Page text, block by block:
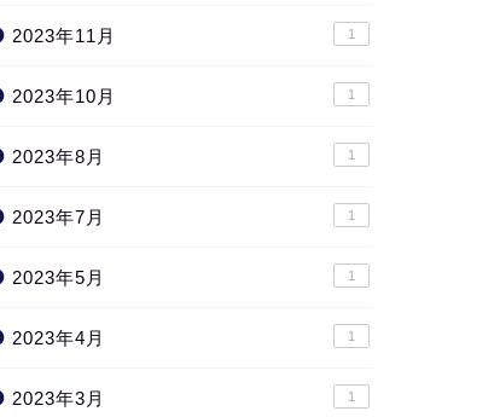
2023年11月 1
2023年10月 1
2023年8月 1
2023年7月 1
2023年5月 1
2023年4月 1
2023年3月 1